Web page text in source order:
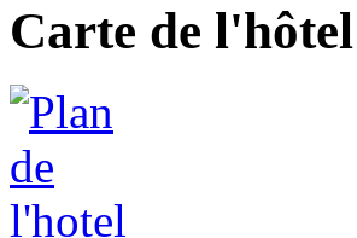
Carte de l'hôtel